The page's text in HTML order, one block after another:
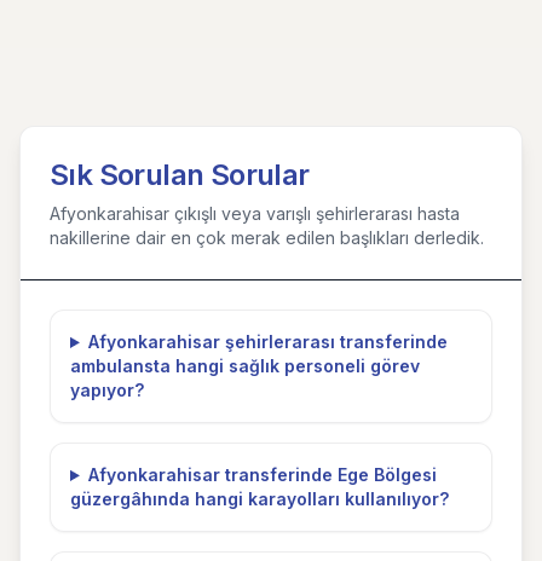
Sık Sorulan Sorular
Afyonkarahisar çıkışlı veya varışlı şehirlerarası hasta
nakillerine dair en çok merak edilen başlıkları derledik.
Afyonkarahisar şehirlerarası transferinde
ambulansta hangi sağlık personeli görev
yapıyor?
Afyonkarahisar transferinde Ege Bölgesi
güzergâhında hangi karayolları kullanılıyor?